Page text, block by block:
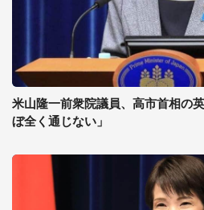
米山隆一前衆院議員、高市首相の
ぼ全く通じない」